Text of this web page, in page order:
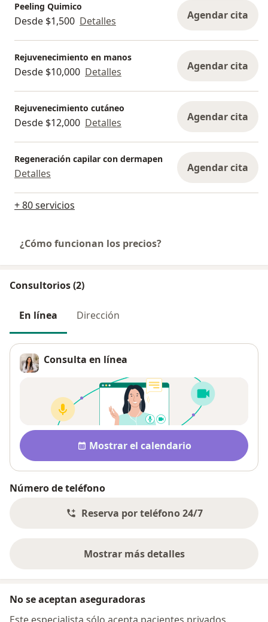
Peeling Quimico
Desde $1,500 Detalles Agendar cita
Rejuvenecimiento en manos
Desde $10,000 Detalles Agendar cita
Rejuvenecimiento cutáneo
Desde $12,000 Detalles Agendar cita
Regeneración capilar con dermapen
Detalles Agendar cita
+ 80 servicios
¿Cómo funcionan los precios?
Consultorios (2)
En línea Dirección
Consulta en línea
Disponibilidad
Mostrar el calendario
Número de teléfono
Reserva por teléfono 24/7
Mostrar más detalles
sobre la dirección
No se aceptan aseguradoras